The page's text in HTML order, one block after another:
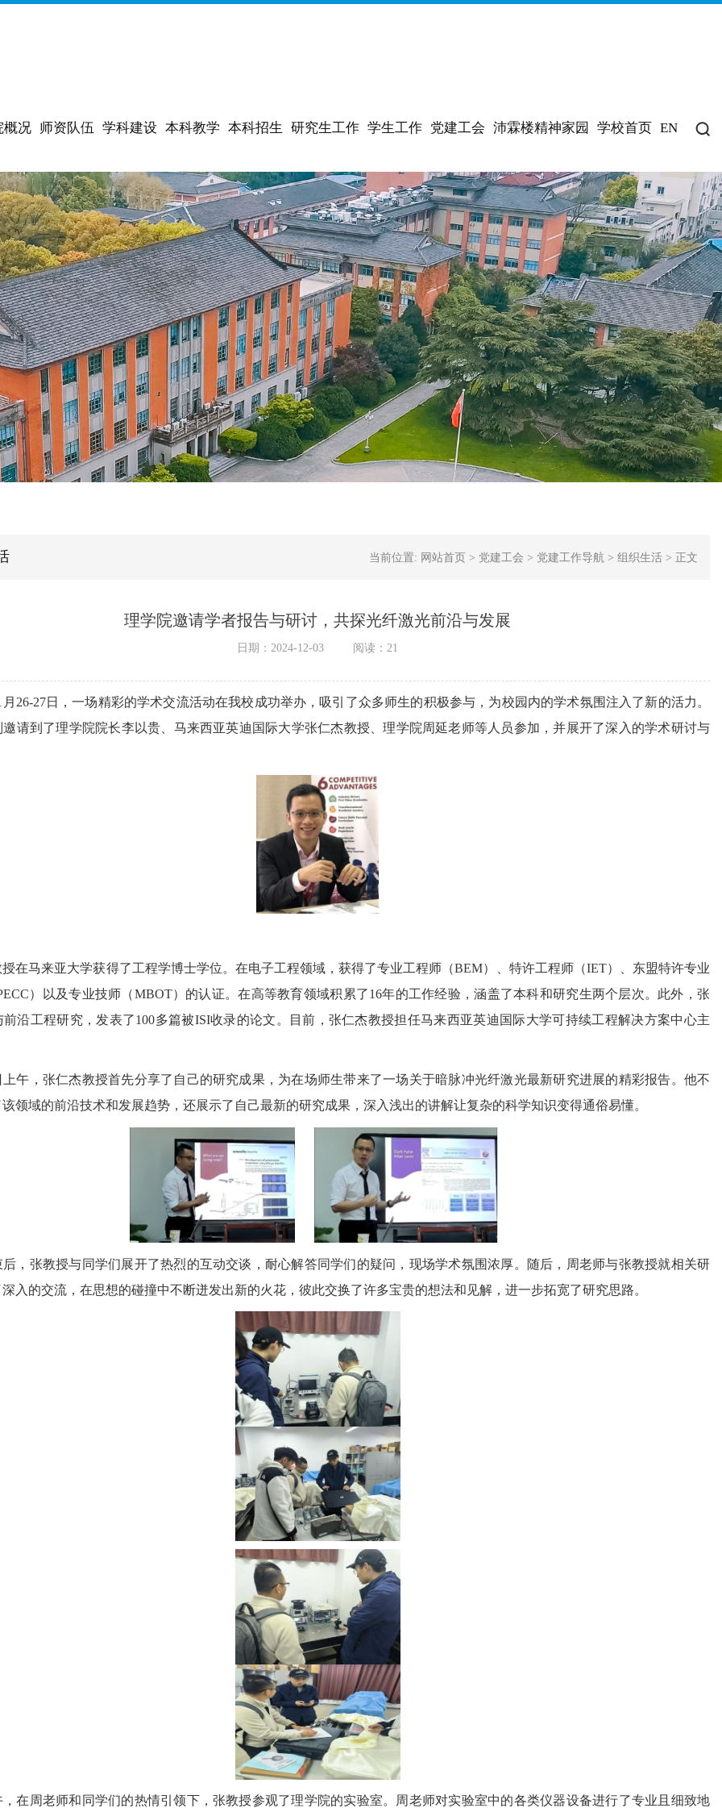
概况 师资队伍 学科建设 本科教学 本科招生 研究生工作 学生工作 党建工会 沛霖楼精神家园 学校首页 EN
当前位置: 网站首页 > 党建工会 > 党建工作导航 > 组织生活 > 正文
理学院邀请学者报告与研讨，共探光纤激光前沿与发展
日期：2024-12-03 阅读： 21
月 26-27日，一场精彩的学术交流活动在我校成功举办，吸引了众多师生的积极参与，为校园内的学术氛围注入了新的活力。
请到了理学院院长李以贵、马来西亚英迪国际大学张仁杰教授、理学院周延老师等人员参加，并展开了深入的学术研讨与
在马来亚大学获得了工程学博士学位。在电子工程领域，获得了专业工程师（BEM）、特许工程师（IET）、东盟特许专业
）以及专业技师（MBOT）的认证。在高等教育领域积累了16年的工作经验，涵盖了本科和研究生两个层次。此外，张
沿工程研究，发表了100多篇被ISI收录的论文。目前，张仁杰教授担任马来西亚英迪国际大学可持续工程解决方案中心主
午，张仁杰教授首先分享了自己的研究成果，为在场师生带来了一场关于暗脉冲光纤激光最新研究进展的精彩报告。他不
领域的前沿技术和发展趋势，还展示了自己最新的研究成果，深入浅出的讲解让复杂的科学知识变得通俗易懂。
后，张教授与同学们展开了热烈的互动交谈，耐心解答同学们的疑问，现场学术氛围浓厚。随后，周老师与张教授就相关研
入的交流，在思想的碰撞中不断迸发出新的火花，彼此交换了许多宝贵的想法和见解，进一步拓宽了研究思路。
，在周老师和同学们的热情引领下，张教授参观了理学院的实验室。周老师对实验室中的各类仪器设备进行了专业且细致地